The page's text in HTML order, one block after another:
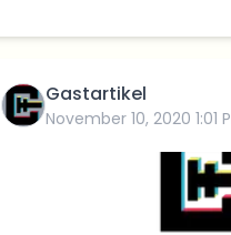
Gastartikel
November 10, 2020 1:01